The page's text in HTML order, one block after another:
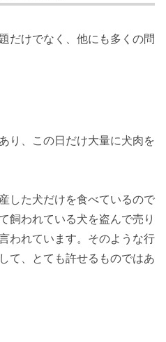
だけでなく、他にも多くの問
り、この日だけ大量に犬肉を
した犬だけを食べているので
飼われている犬を盗んで売り
われています。そのような行
て、とても許せるものではあ